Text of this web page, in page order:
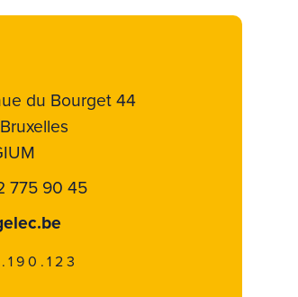
du Bourget 44
775 90 45